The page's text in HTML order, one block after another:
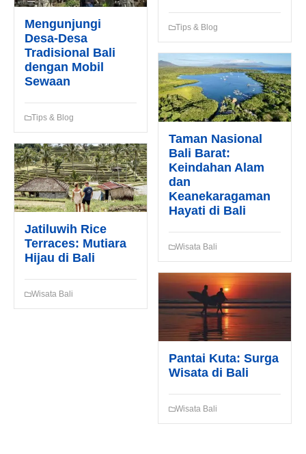
Tips & Blog
Mengunjungi
Desa-Desa
Tradisional Bali
dengan Mobil
Sewaan
Tips & Blog
Taman Nasional
Bali Barat:
Keindahan Alam
dan
Keanekaragaman
Hayati di Bali
Wisata Bali
Jatiluwih Rice
Terraces: Mutiara
Hijau di Bali
Wisata Bali
Pantai Kuta: Surga
Wisata di Bali
Wisata Bali